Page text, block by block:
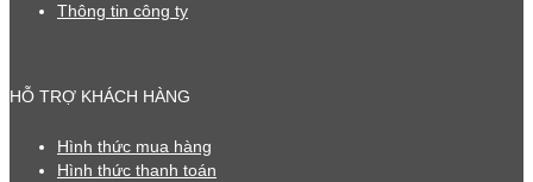
Thông tin công ty
HỖ TRỢ KHÁCH HÀNG
Hình thức mua hàng
Hình thức thanh toán